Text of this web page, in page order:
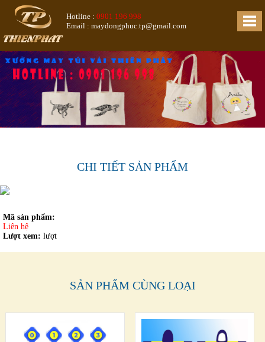
Hotline : 0901 196 998
Email : maydongphuc.tp@gmail.com
CHI TIẾT SẢN PHẨM
Mã sản phẩm:
Liên hệ
Lượt xem: lượt
SẢN PHẨM CÙNG LOẠI